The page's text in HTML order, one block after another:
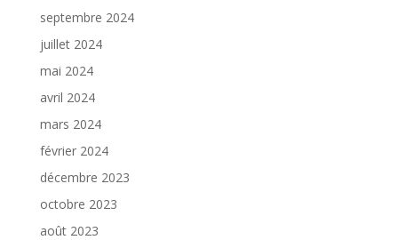
septembre 2024
juillet 2024
mai 2024
avril 2024
mars 2024
février 2024
décembre 2023
octobre 2023
août 2023